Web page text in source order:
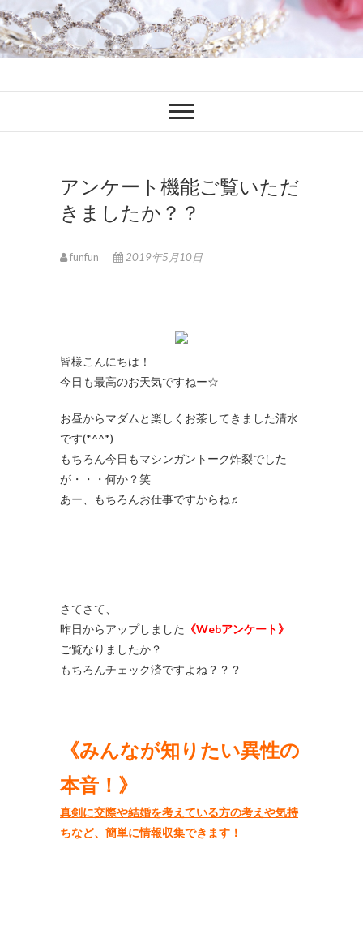
ファンブロ
アンケート機能ご覧いただ
きましたか？？
funfun 2019年5月10日
皆様こんにちは！
今日も最高のお天気ですねー☆
お昼からマダムと楽しくお茶してきました清水
です(*^^*)
もちろん今日もマシンガントーク炸裂でした
が・・・何か？笑
あー、もちろんお仕事ですからね♬
さてさて、
昨日からアップしました 《Webアンケート》
ご覧なりましたか？
もちろんチェック済ですよね？？？
《みんなが知りたい異性の
本音！》
真剣に交際や結婚を考えている方の考えや気持
ちなど、簡単に情報収集できます！